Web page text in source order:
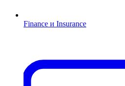
Finance и Insurance